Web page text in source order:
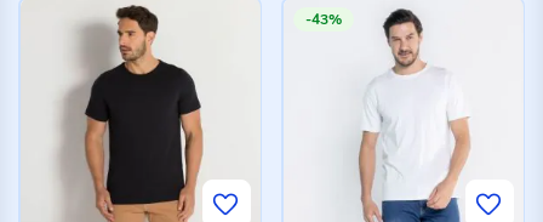
-43%